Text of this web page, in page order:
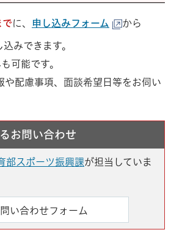
でに、 申し込みフォーム から
みできます。
可能です。
や配慮事項、面談希望日等をお伺い
お問い合わせ
部スポーツ振興課が担当していま